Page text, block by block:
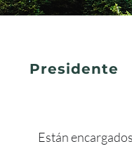
Presidente
Están